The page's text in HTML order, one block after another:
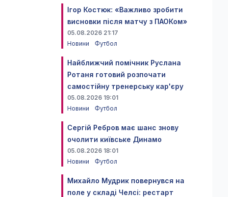
Ігор Костюк: «Важливо зробити
висновки після матчу з ПАОКом»
05.08.2026 21:17
Новини
Футбол
Найближчий помічник Руслана
Ротаня готовий розпочати
самостійну тренерську кар'єру
05.08.2026 19:01
Новини
Футбол
Сергій Ребров має шанс знову
очолити київське Динамо
05.08.2026 18:01
Новини
Футбол
Михайло Мудрик повернувся на
поле у складі Челсі: рестарт